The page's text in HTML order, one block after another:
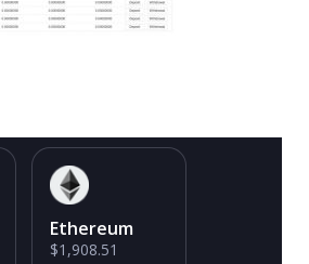
Ethereum
$1,908.51